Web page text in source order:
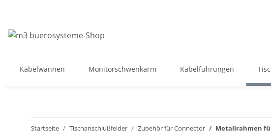
Kabelwannen Monitorschwenkarm Kabelführungen
Startseite Tischanschlußfelder Zubehör für Connector Metallrahmen